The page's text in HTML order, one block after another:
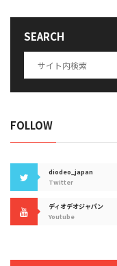
SEARCH
FOLLOW
diodeo_japan
Twitter
ディオデオジャパン
Youtube